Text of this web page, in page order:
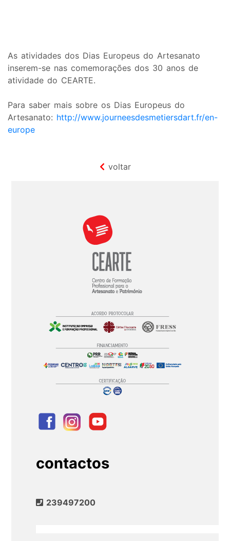
As atividades dos Dias Europeus do Artesanato
inserem-se nas comemorações dos 30 anos de
atividade do CEARTE.
Para saber mais sobre os Dias Europeus do
Artesanato: http://www.journeesdesmetiersdart.fr/en-
europe
voltar
contactos
239497200